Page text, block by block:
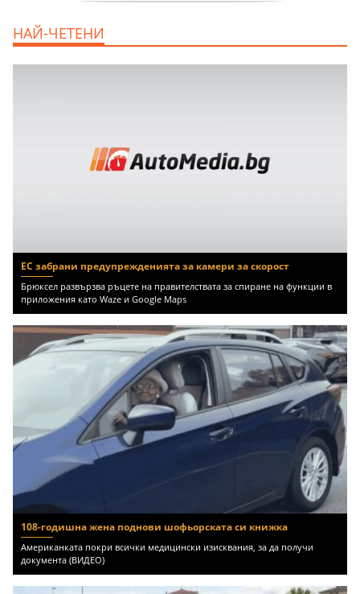
EUR
НАЙ-ЧЕТЕНИ
ЕС забрани предупрежденията за камери за скорост
Брюксел развързва ръцете на правителствата за спиране на функции в
приложения като Waze и Google Maps
108-годишна жена поднови шофьорската си книжка
Американката покри всички медицински изисквания, за да получи
документа (ВИДЕО)